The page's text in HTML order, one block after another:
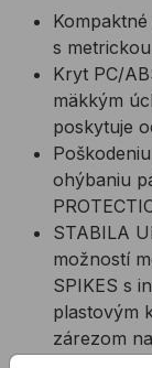
s
Kryt PC/
mäkkým
poskytuje
ohýbaniu
STABILA
možností
SPIKES s
plastovým
zárezom